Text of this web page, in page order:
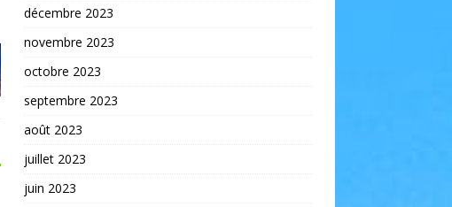
décembre 2023
novembre 2023
octobre 2023
septembre 2023
août 2023
juillet 2023
juin 2023